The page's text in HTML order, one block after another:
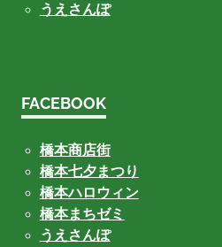
うえさんぽ
FACEBOOK
橋本商店街
橋本七夕まつり
橋本ハロウィン
橋本まちゼミ
うえさんぽ